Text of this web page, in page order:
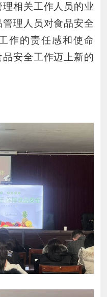
相关工作人员的业
管理 人员对食品安全
作的责任感和使命
品安全工作迈上新的